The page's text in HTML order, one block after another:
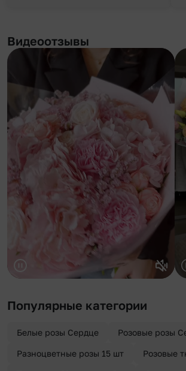
Видеоотзывы
Популярные категории
Белые розы Сердце Розовые розы
Разноцветные розы 15 шт Розовые